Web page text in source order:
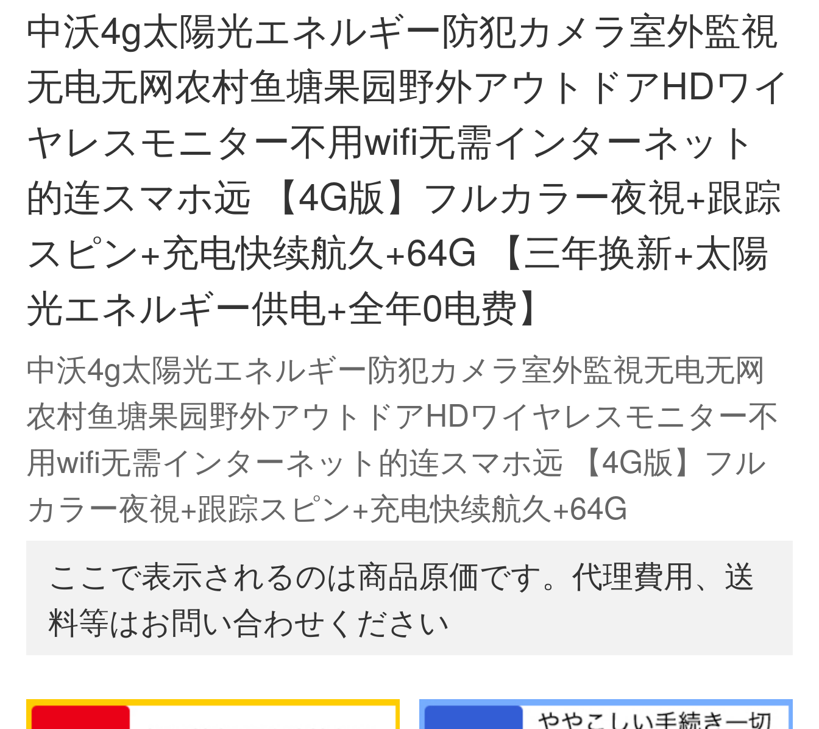
中沃4g太陽光エネルギー防犯カメラ室外監視
无电无网农村鱼塘果园野外アウトドアHDワイ
ヤレスモニター不用wifi无需インターネット
的连スマホ远 【4G版】フルカラー夜視+跟踪
スピン+充电快续航久+64G 【三年换新+太陽
光エネルギー供电+全年0电费】
中沃4g太陽光エネルギー防犯カメラ室外監視无电无网
农村鱼塘果园野外アウトドアHDワイヤレスモニター不
用wifi无需インターネット的连スマホ远 【4G版】フル
カラー夜視+跟踪スピン+充电快续航久+64G
ここで表示されるのは商品原価です。代理費用、送
料等はお問い合わせください